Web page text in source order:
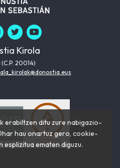
Kirola
20014)
erabiltzen ditu zure nabigazio-
hau onartuz gero, cookie-
esplizitua ematen diguzu.